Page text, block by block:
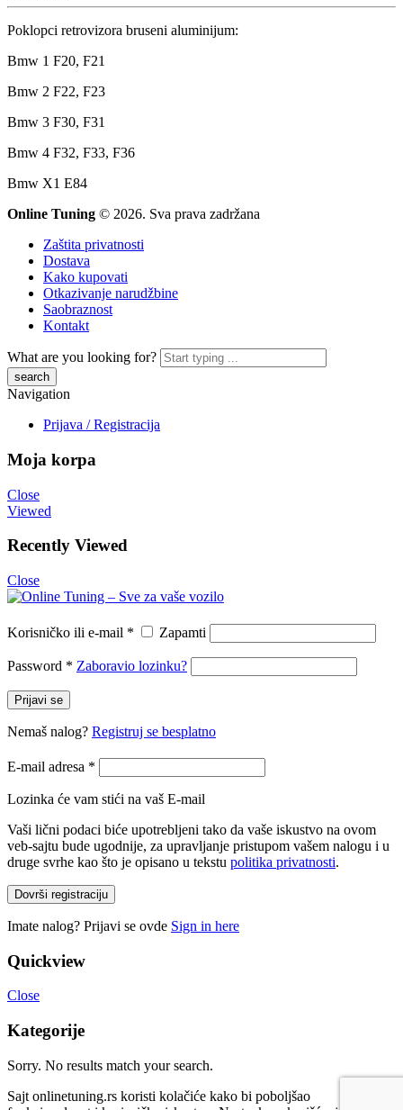
Poklopci retrovizora bruseni aluminijum:
Bmw 1 F20, F21
Bmw 2 F22, F23
Bmw 3 F30, F31
Bmw 4 F32, F33, F36
Bmw X1 E84
Online Tuning © 2026. Sva prava zadržana
Zaštita privatnosti
Dostava
Kako kupovati
Otkazivanje narudžbine
Saobraznost
Kontakt
What are you looking for?
Navigation
Prijava / Registracija
Moja korpa
Close
Viewed
Recently Viewed
Close
Korisničko ili e-mail * Zapamti
Password * Zaboravio lozinku?
Prijavi se
Nemaš nalog? Registruj se besplatno
E-mail adresa *
Lozinka će vam stići na vaš E-mail
Vaši lični podaci biće upotrebljeni tako da vaše iskustvo na ovom
veb-sajtu bude ugodnije, za upravljanje pristupom vašem nalogu i u
druge svrhe kao što je opisano u tekstu politika privatnosti.
Dovrši registraciju
Imate nalog? Prijavi se ovde Sign in here
Quickview
Close
Kategorije
Sorry. No results match your search.
Sajt onlinetuning.rs koristi kolačiće kako bi poboljšao